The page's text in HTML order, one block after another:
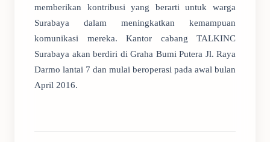
memberikan kontribusi yang berarti untuk warga
Surabaya dalam meningkatkan kemampuan
komunikasi mereka. Kantor cabang TALKINC
Surabaya akan berdiri di Graha Bumi Putera Jl. Raya
Darmo lantai 7 dan mulai beroperasi pada awal bulan
April 2016.